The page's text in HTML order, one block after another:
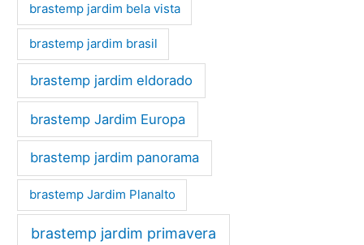
brastemp jardim bela vista
brastemp jardim brasil
brastemp jardim eldorado
brastemp Jardim Europa
brastemp jardim panorama
brastemp Jardim Planalto
brastemp jardim primavera